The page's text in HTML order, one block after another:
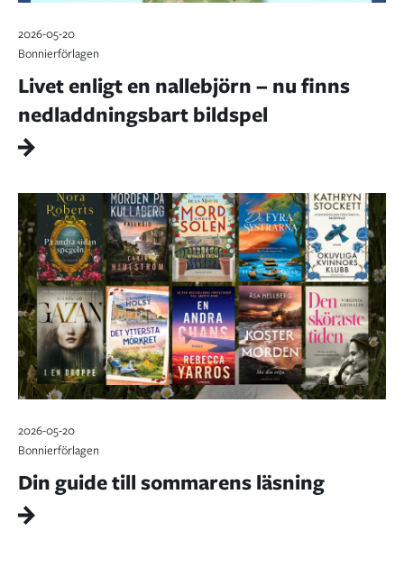
2026-05-20
Bonnierförlagen
Livet enligt en nallebjörn – nu finns
nedladdningsbart bildspel
2026-05-20
Bonnierförlagen
Din guide till sommarens läsning